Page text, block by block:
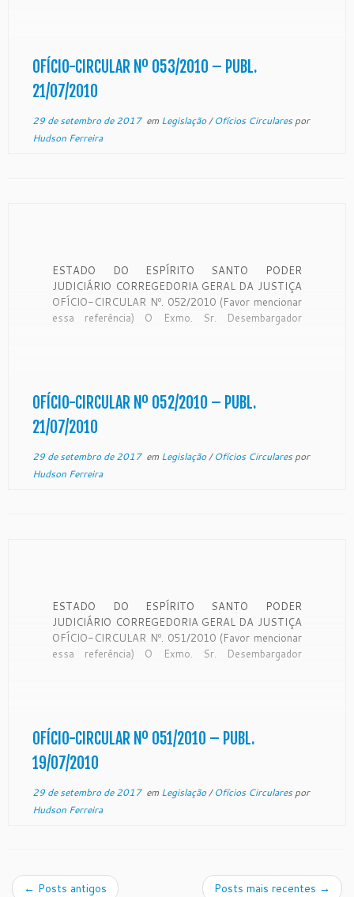
OFÍCIO-CIRCULAR Nº 053/2010 – PUBL.
21/07/2010
29 de setembro de 2017em Legislação/Ofícios Circularespor
Hudson Ferreira
ESTADO DO ESPÍRITO SANTO PODER
JUDICIÁRIO CORREGEDORIA GERAL DA JUSTIÇA
OFÍCIO-CIRCULAR Nº. 052/2010 (Favor mencionar
essa referência) O Exmo. Sr. Desembargador
Senhor Escrivão da […]
OFÍCIO-CIRCULAR Nº 052/2010 – PUBL.
21/07/2010
29 de setembro de 2017em Legislação/Ofícios Circularespor
Hudson Ferreira
ESTADO DO ESPÍRITO SANTO PODER
JUDICIÁRIO CORREGEDORIA GERAL DA JUSTIÇA
OFÍCIO-CIRCULAR Nº. 051/2010 (Favor mencionar
essa referência) O Exmo. Sr. Desembargador
Excelentíssimos […]
OFÍCIO-CIRCULAR Nº 051/2010 – PUBL.
19/07/2010
29 de setembro de 2017em Legislação/Ofícios Circularespor
Hudson Ferreira
← Posts antigos Posts mais recentes →